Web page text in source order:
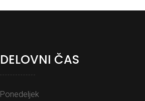
DELOVNI ČAS
Ponedeljek